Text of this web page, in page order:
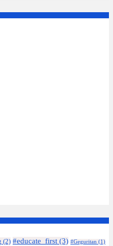
(2) #educate_first (3) #Geguritan (1)